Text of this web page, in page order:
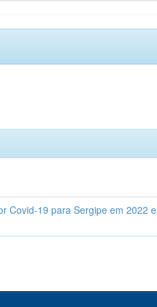
Covid-19 para Sergipe em 2022 e